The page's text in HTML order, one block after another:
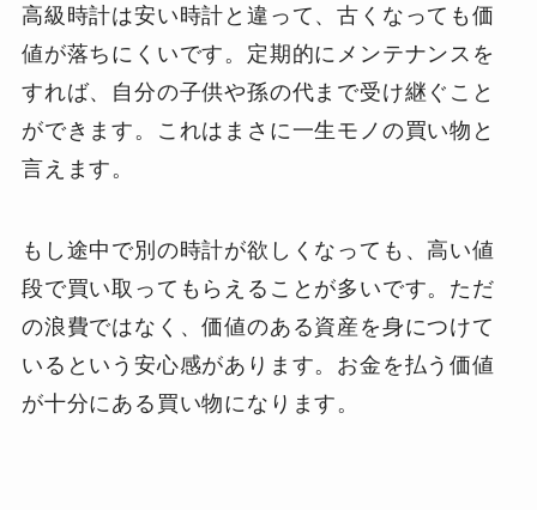
高級時計は安い時計と違って、古くなっても価
値が落ちにくいです。定期的にメンテナンスを
すれば、自分の子供や孫の代まで受け継ぐこと
ができます。これはまさに一生モノの買い物と
言えます。
もし途中で別の時計が欲しくなっても、高い値
段で買い取ってもらえることが多いです。ただ
の浪費ではなく、価値のある資産を身につけて
いるという安心感があります。お金を払う価値
が十分にある買い物になります。